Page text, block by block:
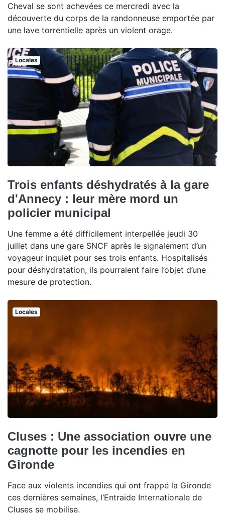
Cheval se sont achevées ce mercredi avec la
découverte du corps de la randonneuse emportée par
une lave torrentielle après un violent orage.
Locales
Trois enfants déshydratés à la gare
d'Annecy : leur mère mord un
policier municipal
Une femme a été difficilement interpellée jeudi 30
juillet dans une gare SNCF après le signalement d’un
voyageur inquiet pour ses trois enfants. Hospitalisés
pour déshydratation, ils pourraient faire l’objet d’une
mesure de protection.
Locales
Cluses : Une association ouvre une
cagnotte pour les incendies en
Gironde
Face aux violents incendies qui ont frappé la Gironde
ces dernières semaines, l’Entraide Internationale de
Cluses se mobilise.